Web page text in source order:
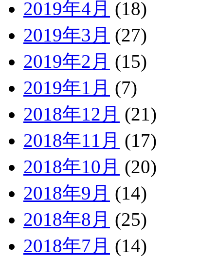
2019年4月 (18)
2019年3月 (27)
2019年2月 (15)
2019年1月 (7)
2018年12月 (21)
2018年11月 (17)
2018年10月 (20)
2018年9月 (14)
2018年8月 (25)
2018年7月 (14)